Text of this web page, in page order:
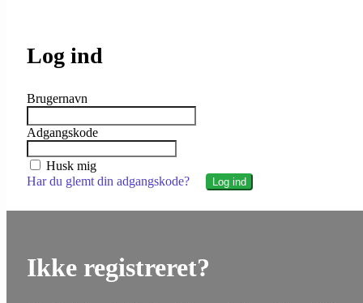
Log ind
Brugernavn
Adgangskode
Husk mig
Har du glemt din adgangskode?
Ikke registreret?